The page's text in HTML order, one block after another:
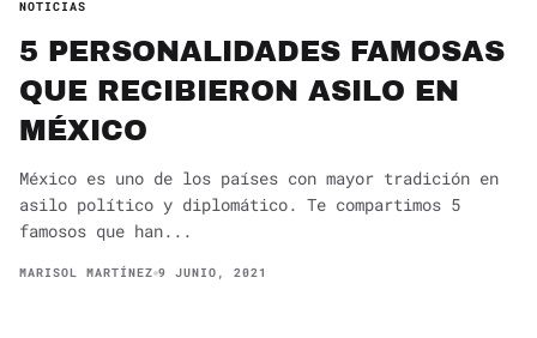
NOTICIAS
5 PERSONALIDADES FAMOSAS
QUE RECIBIERON ASILO EN
MÉXICO
México es uno de los países con mayor tradición en
asilo político y diplomático. Te compartimos 5
famosos que han...
MARISOL MARTÍNEZ 9 JUNIO, 2021